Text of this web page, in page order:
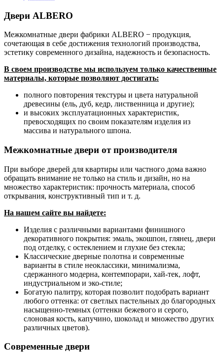
Двери ALBERO
Межкомнатные двери фабрики ALBERO − продукция,
сочетающая в себе достижения технологий производства,
эстетику современного дизайна, надежность и безопасность.
В своем производстве мы используем только качественные
материалы, которые позволяют достигать:
полного повторения текстуры и цвета натуральной
древесины (ель, дуб, кедр, лиственница и другие);
и высоких эксплуатационных характеристик,
превосходящих по своим показателям изделия из
массива и натурального шпона.
Межкомнатные двери от производителя
При выборе дверей для квартиры или частного дома важно
обращать внимание не только на стиль и дизайн, но на
множество характеристик: прочность материала, способ
открывания, конструктивный тип и т. д.
На нашем сайте вы найдете:
Изделия с различными вариантами финишного
декоративного покрытия: эмаль, экошпон, глянец, двери
под отделку, с остеклением и глухие без стекла;
Классические дверные полотна и современные
варианты в стиле неоклассики, минимализма,
сдержанного модерна, контемпорари, хай-тек, лофт,
индустриальном и эко-стиле;
Богатую палитру, которая позволит подобрать вариант
любого оттенка: от светлых пастельных до благородных
насыщенно-темных (оттенки бежевого и серого,
слоновая кость, капучино, шоколад и множество других
различных цветов).
Современные двери